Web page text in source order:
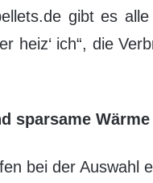
gibt es
heiz‘ ich“, die
sparsame Wärme
bei der Auswahl